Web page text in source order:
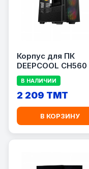
Корпус для ПК
DEEPCOOL CH560
В НАЛИЧИИ
2 209 TMT
В КОРЗИНУ